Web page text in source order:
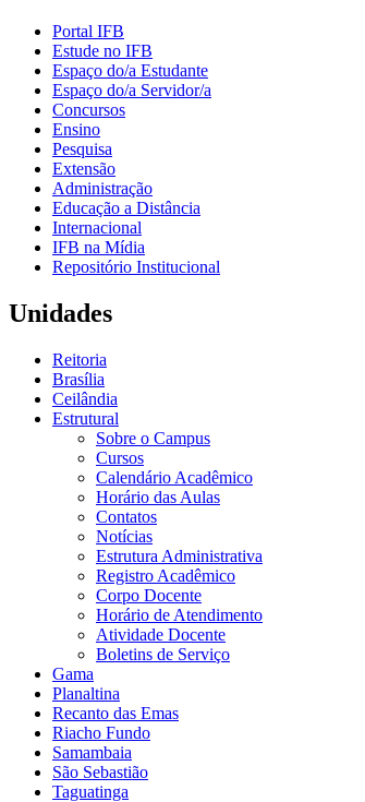
Portal IFB
Estude no IFB
Espaço do/a Estudante
Espaço do/a Servidor/a
Concursos
Ensino
Pesquisa
Extensão
Administração
Educação a Distância
Internacional
IFB na Mídia
Repositório Institucional
Unidades
Reitoria
Brasília
Ceilândia
Estrutural
Sobre o Campus
Cursos
Calendário Acadêmico
Horário das Aulas
Contatos
Notícias
Estrutura Administrativa
Registro Acadêmico
Corpo Docente
Horário de Atendimento
Atividade Docente
Boletins de Serviço
Gama
Planaltina
Recanto das Emas
Riacho Fundo
Samambaia
São Sebastião
Taguatinga